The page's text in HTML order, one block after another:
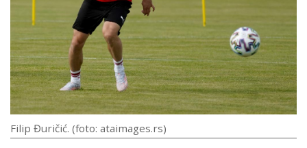
Filip Đuričić. (foto: ataimages.rs)